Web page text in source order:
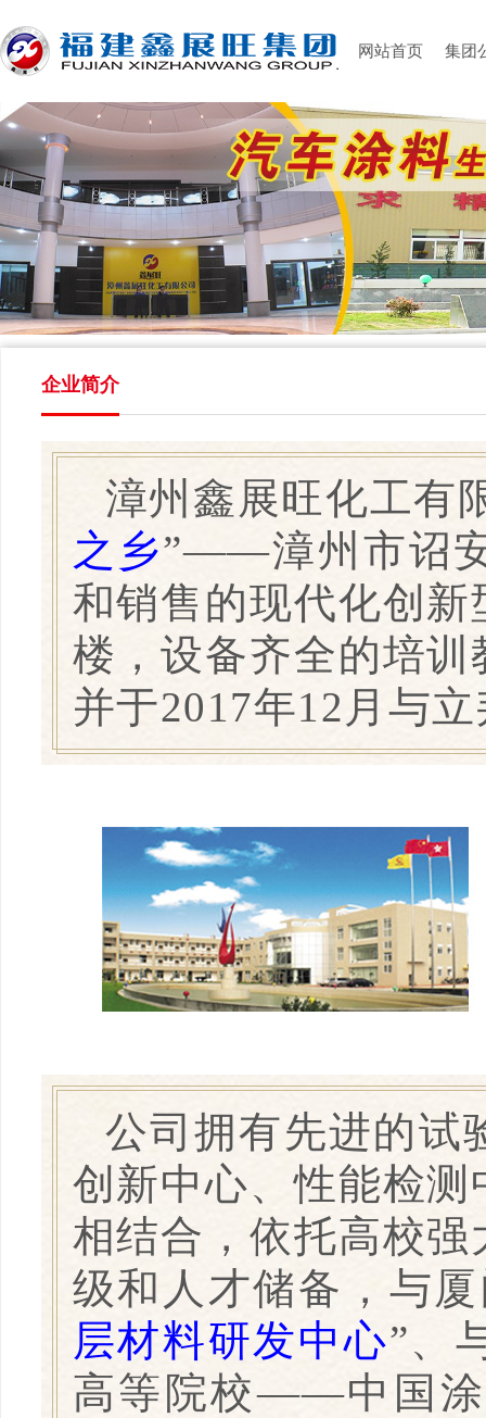
网站首页 集团
企业简介
漳州鑫展旺化工有
之乡”——漳州市诏
和销售的现代化创
楼，设备齐全的培
并于2017年12月与
公司拥有先进的试
创新中心、性能检
相结合，依托高校
级和人才储备，与
层材料研发中心”、
高等院校——中国涂